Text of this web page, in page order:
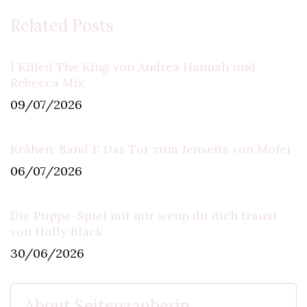
Related Posts
I Killed The King von Andrea Hannah und
Rebecca Mix
09/07/2026
Krähen: Band 1: Das Tor zum Jenseits von Mofei
06/07/2026
Die Puppe-Spiel mit mir wenn du dich traust
von Holly Black
30/06/2026